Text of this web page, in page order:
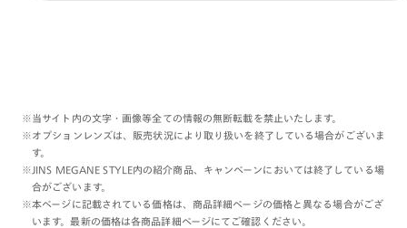
メガネとしては
レンズが入った時に重心が前に傾かない様に
バランスを整えてくれる目的となっております♪
かけてみたらかなり軽く感じました！
※当サイト内の文字・画像等全ての情報の無断転載を禁止いたします。
※オプションレンズは、販売状況により取り扱いを終了している場合がございま
す。
※JINS MEGANE STYLE内の紹介商品、キャンペーンにおいては終了している場
合がございます。
※本ページに記載されている価格は、商品詳細ページの価格と異なる場合がござ
います。最新の価格は各商品詳細ページにてご確認ください。